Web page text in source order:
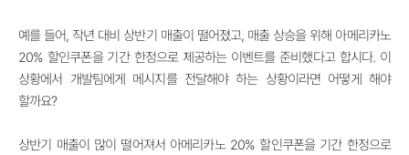
예를 들어, 작년 대비 상반기 매출이 떨어졌고, 매출 상승을 위해 아메리카노
20% 할인쿠폰을 기간 한정으로 제공하는 이벤트를 준비했다고 합시다. 이
상황에서 개발팀에게 메시지를 전달해야 하는 상황이라면 어떻게 해야
할까요?
상반기 매출이 많이 떨어져서 아메리카노 20% 할인쿠폰을 기간 한정으로